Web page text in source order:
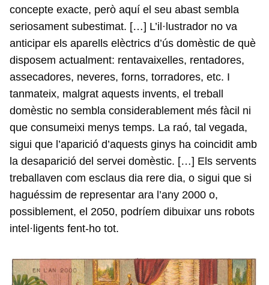
concepte exacte, però aquí el seu abast sembla
seriosament subestimat. […] L’il·lustrador no va
anticipar els aparells elèctrics d’ús domèstic de què
disposem actualment: rentavaixelles, rentadores,
assecadores, neveres, forns, torradores, etc. I
tanmateix, malgrat aquests invents, el treball
domèstic no sembla considerablement més fàcil ni
que consumeixi menys temps. La raó, tal vegada,
sigui que l’aparició d’aquests ginys ha coincidit amb
la desaparició del servei domèstic. […] Els servents
treballaven com esclaus dia rere dia, o sigui que si
haguéssim de representar ara l’any 2000 o,
possiblement, el 2050, podríem dibuixar uns robots
intel·ligents fent-ho tot.